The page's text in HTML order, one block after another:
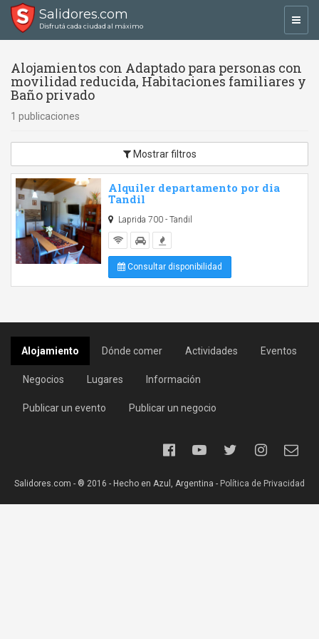
Salidores.com
Disfrutá cada ciudad al máximo
Alojamientos con Adaptado para personas con
movilidad reducida, Habitaciones familiares y
Baño privado
1 publicaciones
Mostrar filtros
Alquiler departamento por dia
Tandil
Laprida 700 - Tandil
Consultar disponibilidad
Alojamiento Dónde comer Actividades Eventos
Negocios Lugares Información
Publicar un evento Publicar un negocio
Salidores.com - ® 2016 - Hecho en Azul, Argentina - Política de Privacidad